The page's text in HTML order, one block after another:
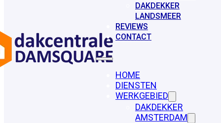
DAKDEKKER
LANDSMEER
REVIEWS
CONTACT
HOME
DIENSTEN
WERKGEBIED
DAKDEKKER
AMSTERDAM